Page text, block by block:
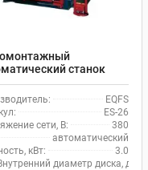
станок
ES-26 для грузового
EQFS
ES-26
сети, В:
380
автоматический
кВт:
3.0
диаметр диска,